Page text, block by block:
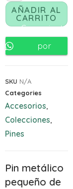
AÑADIR AL
CARRITO
Comunicate
por
SKU N/A
Categories
Accesorios
Colecciones
Pines
Pin metálico
pequeño de